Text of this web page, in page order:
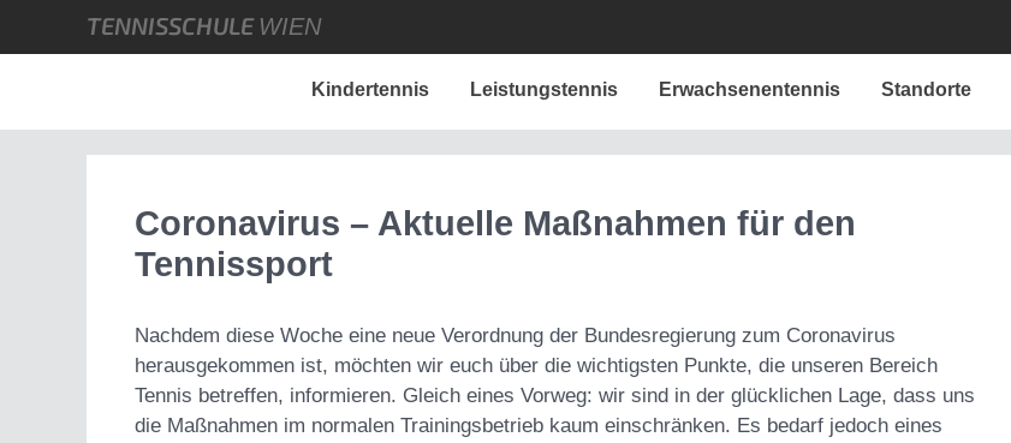
TENNISSCHULE WIEN
Kindertennis Leistungstennis Erwachsenentennis Standorte
Coronavirus – Aktuelle Maßnahmen für den
Tennissport
Nachdem diese Woche eine neue Verordnung der Bundesregierung zum Coronavirus
herausgekommen ist, möchten wir euch über die wichtigsten Punkte, die unseren Bereich
Tennis betreffen, informieren. Gleich eines Vorweg: wir sind in der glücklichen Lage, dass uns
die Maßnahmen im normalen Trainingsbetrieb kaum einschränken. Es bedarf jedoch eines